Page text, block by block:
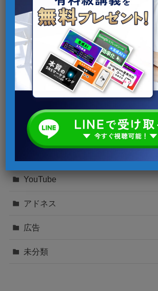
カテゴリー
AI
Instagram
TikTok
YouTube
アドネス
広告
未分類